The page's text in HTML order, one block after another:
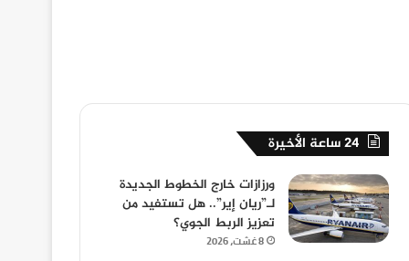
24 ساعة الأخيرة
ورزازات خارج الخطوط الجديدة
لـ”ريان إير”.. هل تستفيد من
تعزيز الربط الجوي؟
8 غشت، 2026